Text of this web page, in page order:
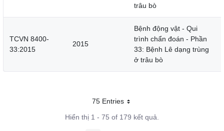
trâu bò
TCVN 8400-
33:2015
2015
Bệnh động vật - Qui
trình chẩn đoán - Phần
33: Bệnh Lê dạng trùng
ở trâu bò
75 EntriesMỗi trang
Hiển thị 1 - 75 of 179 kết quả.